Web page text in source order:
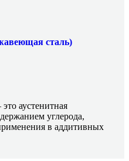
сталь)
аустенитная
углерода,
в аддитивных